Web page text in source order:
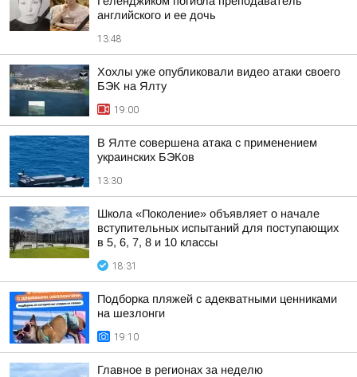
английского и ее дочь
13:48
Хохлы уже опубликовали видео атаки своего
БЭК на Ялту
19:00
В Ялте совершена атака с применением
украинских БЭКов
13:30
Школа «Поколение» объявляет о начале
вступительных испытаний для поступающих
в 5, 6, 7, 8 и 10 классы
18:31
Подборка пляжей с адекватными ценниками
на шезлонги
19:10
Главное в регионах за неделю